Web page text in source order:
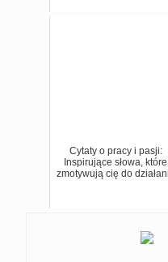
Cytaty o pracy i pasji:
Inspirujące słowa, które
zmotywują cię do